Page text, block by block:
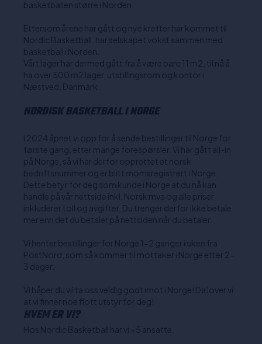
basketballen større i Norden.
Ettersom årene har gått og nye krefter har kommet til
Nordic Basketball, har selskapet vokst sammen med
basketball i Norden.
Vårt lager har dermed gått fra å være bare 11 m2, til nå å
ha over 500 m2 lager, utstillingsrom og kontor i
Næstved, Danmark.
NORDISK BASKETBALL I NORGE
I 2024 åpnet vi opp for å sende bestillinger til Norge for
første gang, etter mange forespørsler. Vi har gått all-in
på Norge, så vi har derfor opprettet et norsk
bedriftsnummer og er blitt momsregistrert i Norge.
Dette betyr for deg som kunde i Norge at du nå kan
handle på vår nettside inkl. Norsk mva og alle priser
inkluderer toll og avgifter. Du trenger derfor ikke betale
mer enn det du betaler på nettsiden når du betaler.
Vi henter bestillinger for Norge 1-2 ganger i uken fra
PostNord, som så kommer til mottaker i Norge etter 2-
3 dager.
Vi håper du vil ta oss veldig godt imot i Norge! Da lover vi
at vi finner noe flott utstyr for deg!
HVEM ER VI?
Hos Nordic Basketball har vi +5 ansatte.